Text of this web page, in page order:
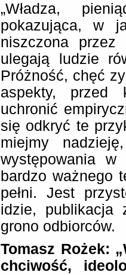
„Władza,
pokazująca, w
niszczona
ulegają ludzie
Próżność, chęć
aspekty, przed
uchronić
się odkryć te
miejmy
występowania w
bardzo ważnego
pełni. Jest
idzie, publikacja
grono odbiorców.
Tomasz Rożek:
chciwość,